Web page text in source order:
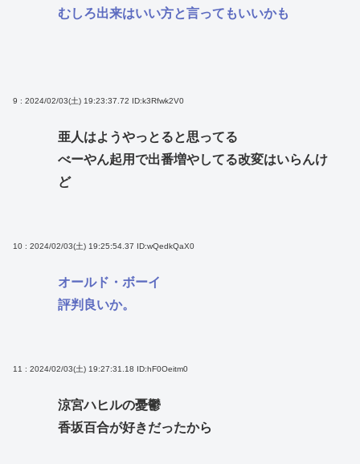
むしろ出来はいい方と言ってもいいかも
9 : 2024/02/03(土) 19:23:37.72 ID:k3Rfwk2V0
亜人はようやっとると思ってる
べーやん起用で出番増やしてる改変はいらんけ
ど
10 : 2024/02/03(土) 19:25:54.37 ID:wQedkQaX0
オールド・ボーイ
評判良いか。
11 : 2024/02/03(土) 19:27:31.18 ID:hF0Oeitm0
涼宮ハヒルの憂鬱
香坂百合が好きだったから